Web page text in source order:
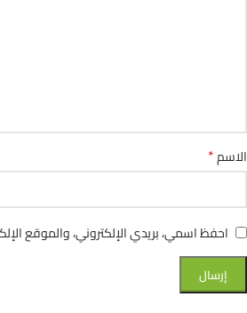
الاسم*
احفظ اسمي، بريدي الإلكتروني، والموقع